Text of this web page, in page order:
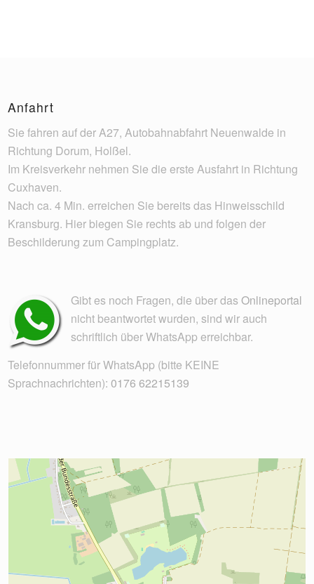
Anfahrt
Sie fahren auf der A27, Autobahnabfahrt Neuenwalde in
Richtung Dorum, Holßel.
Im Kreisverkehr nehmen Sie die erste Ausfahrt in Richtung
Cuxhaven.
Nach ca. 4 Min. erreichen Sie bereits das Hinweisschild
Kransburg. Hier biegen Sie rechts ab und folgen der
Beschilderung zum Campingplatz.
Gibt es noch Fragen, die über dasOnlineportal
nicht beantwortet wurden, sind wir auch
schriftlich über WhatsApp erreichbar.
Telefonnummer für WhatsApp (bitte KEINE
Sprachnachrichten): 0176 62215139